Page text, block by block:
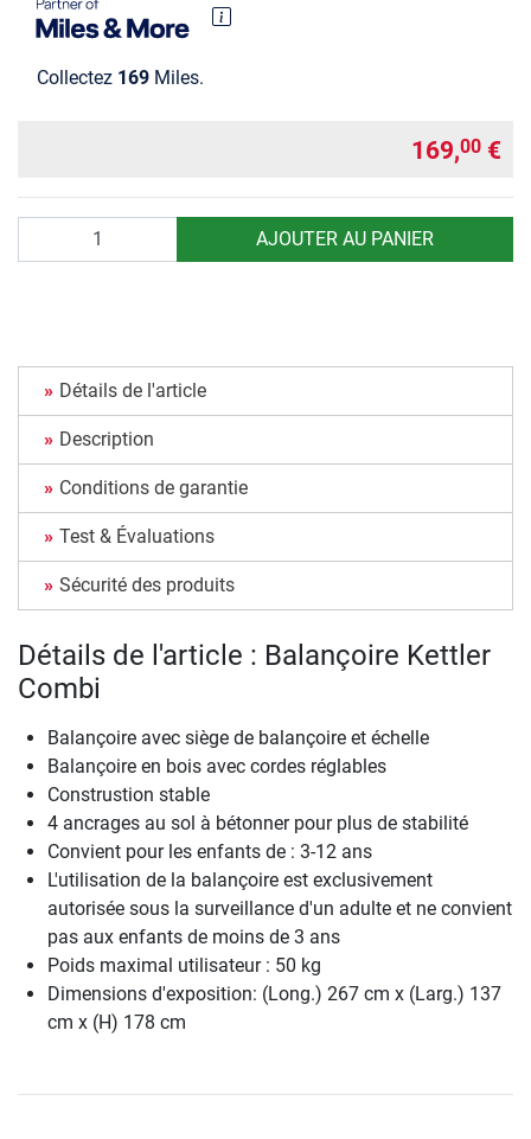
Collectez 169 Miles.
169,00 €
AJOUTER AU PANIER
Détails de l'article
Description
Conditions de garantie
Test & Évaluations
Sécurité des produits
Détails de l'article : Balançoire Kettler
Combi
Balançoire avec siège de balançoire et échelle
Balançoire en bois avec cordes réglables
Construstion stable
4 ancrages au sol à bétonner pour plus de stabilité
Convient pour les enfants de : 3-12 ans
L'utilisation de la balançoire est exclusivement
autorisée sous la surveillance d'un adulte et ne convient
pas aux enfants de moins de 3 ans
Poids maximal utilisateur : 50 kg
Dimensions d'exposition: (Long.) 267 cm x (Larg.) 137
cm x (H) 178 cm